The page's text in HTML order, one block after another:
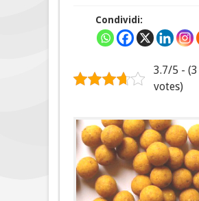
Condividi:
3.7/5 - (3
votes)